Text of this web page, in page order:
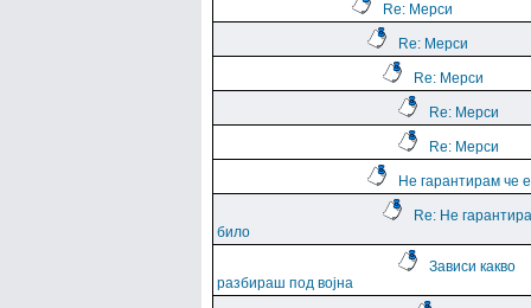
Re: Мерси
Re: Мерси
Re: Мерси
Re: Мерси
Re: Мерси
Не гарантирам че
Re: Не
било
Зависи какво
разбираш под војна